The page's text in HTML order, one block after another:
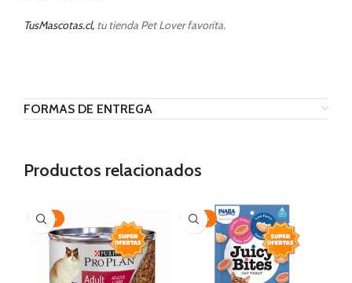
TusMascotas.cl, tu tienda Pet Lover favorita.
FORMAS DE ENTREGA
Productos relacionados
-30% -20%